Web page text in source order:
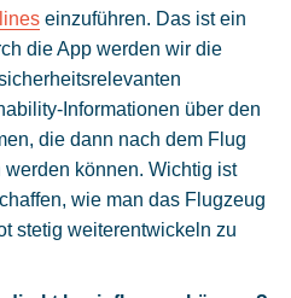
einzuführen. Das ist ein
die App werden wir die
Informationen über den
die dann nach dem Flug
können. Wichtig ist
wie man das Flugzeug
stetig weiterentwickeln zu